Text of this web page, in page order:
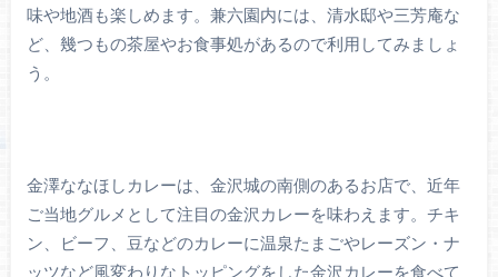
味や地酒も楽しめます。兼六園内には、清水邸や三芳庵な
ど、幾つもの茶屋やお食事処があるので利用してみましょ
う。
金澤ななほしカレーは、金沢城の南側のあるお店で、近年
ご当地グルメとして注目の金沢カレーを味わえます。チキ
ン、ビーフ、豆などのカレーに温泉たまごやレーズン・ナ
ッツなど風変わりなトッピングをした金沢カレーを食べて